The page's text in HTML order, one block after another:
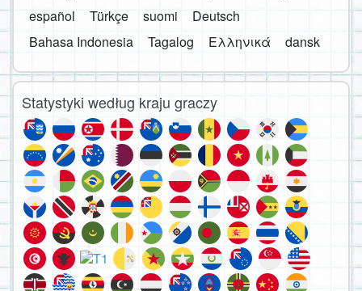
español
Türkçe suomi
Deutsch
Bahasa Indonesia
Tagalog Ελληνικά dansk
Statystyki według kraju graczy